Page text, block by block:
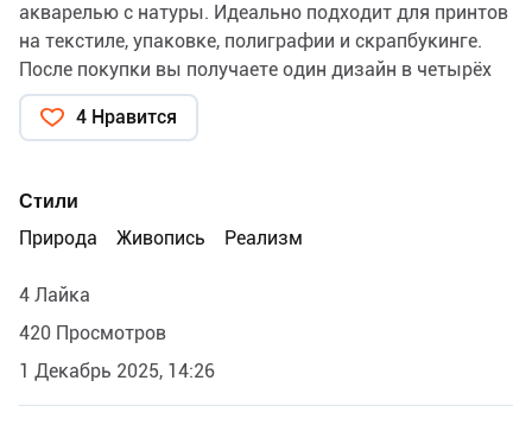
акварелью с натуры. Идеально подходит для принтов
на текстиле, упаковке, полиграфии и скрапбукинге.
После покупки вы получаете один дизайн в четырёх
расцветках в формате JPEG, размером 5000Х5000 px,
300 dpi, на коричневом, бежевом, голубом и белом
коммерческое использование паттерна для создания
новых товаров (текстиль, канцелярия, цифровые
Запрещена перепродажа паттерна полностью или
частично в цифровом виде и размещение их в
Паттерн продается на условиях неисключительной
лицензии, то есть может быть использован разными
4 Нравится
Стили
Природа
Живопись Реализм
4 Лайка
420 Просмотров
1 Декабрь 2025, 14:26